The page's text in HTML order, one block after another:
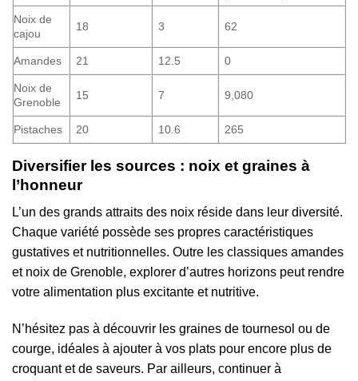
Noix de
cajou
18 3 62
Amandes 21 12.5 0
Noix de
Grenoble
15 7 9,080
Pistaches 20 10.6 265
Diversifier les sources : noix et graines à
l’honneur
L’un des grands attraits des noix réside dans leur diversité.
Chaque variété possède ses propres caractéristiques
gustatives et nutritionnelles. Outre les classiques amandes
et noix de Grenoble, explorer d’autres horizons peut rendre
votre alimentation plus excitante et nutritive.
N’hésitez pas à découvrir les graines de tournesol ou de
courge, idéales à ajouter à vos plats pour encore plus de
croquant et de saveurs. Par ailleurs, continuer à